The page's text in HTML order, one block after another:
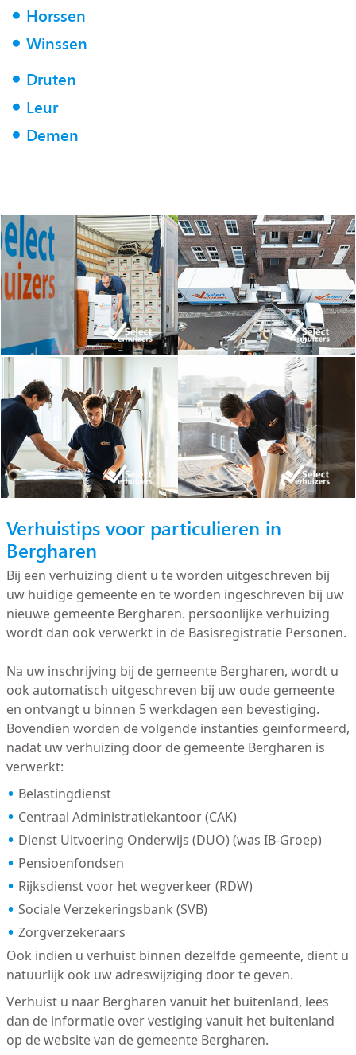
Horssen
Winssen
Druten
Leur
Demen
Verhuistips voor particulieren in
Bergharen
Bij een verhuizing dient u te worden uitgeschreven bij
uw huidige gemeente en te worden ingeschreven bij uw
nieuwe gemeente Bergharen. persoonlijke verhuizing
wordt dan ook verwerkt in de Basisregistratie Personen.
Na uw inschrijving bij de gemeente Bergharen, wordt u
ook automatisch uitgeschreven bij uw oude gemeente
en ontvangt u binnen 5 werkdagen een bevestiging.
Bovendien worden de volgende instanties geïnformeerd,
nadat uw verhuizing door de gemeente Bergharen is
verwerkt:
Belastingdienst
Centraal Administratiekantoor (CAK)
Dienst Uitvoering Onderwijs (DUO) (was IB-Groep)
Pensioenfondsen
Rijksdienst voor het wegverkeer (RDW)
Sociale Verzekeringsbank (SVB)
Zorgverzekeraars
Ook indien u verhuist binnen dezelfde gemeente, dient u
natuurlijk ook uw adreswijziging door te geven.
Verhuist u naar Bergharen vanuit het buitenland, lees
dan de informatie over vestiging vanuit het buitenland
op de website van de gemeente Bergharen.